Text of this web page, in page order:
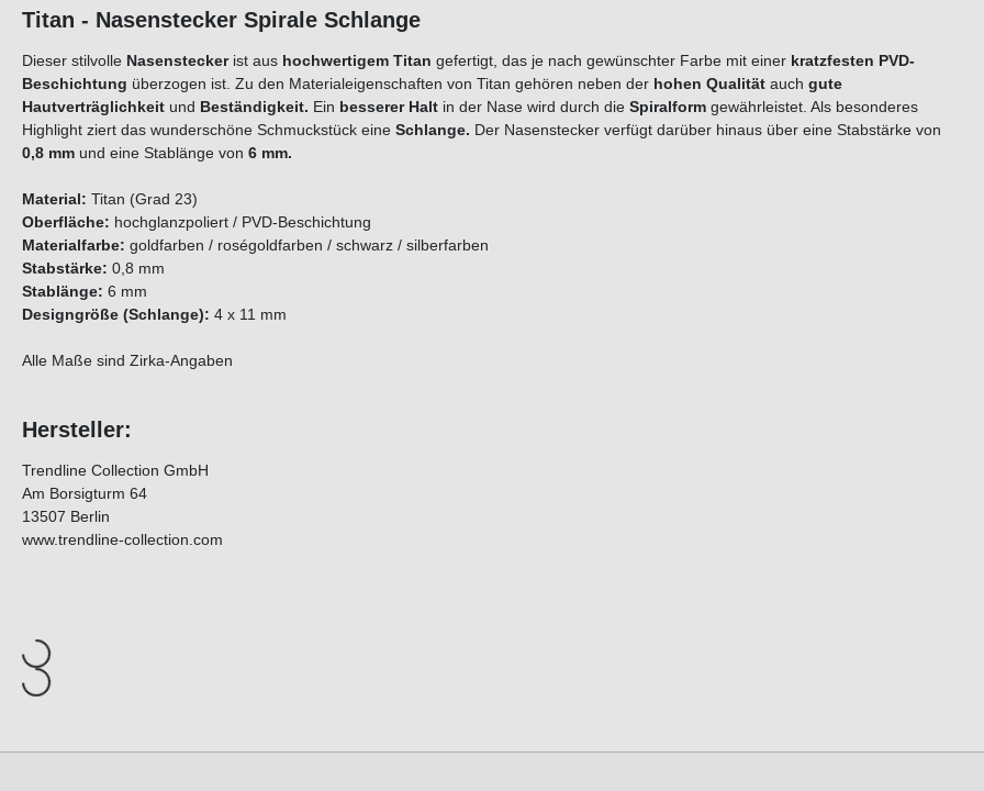
Titan - Nasenstecker Spirale Schlange
Dieser stilvolle Nasensteckerist aus hochwertigem Titan gefertigt, das je nach gewünschter Farbe mit einer kratzfesten PVD-
Beschichtung überzogen ist. Zu den Materialeigenschaften von Titan gehören neben der hohen Qualität auch gute
Hautverträglichkeit und Beständigkeit. Ein besserer Halt in der Nase wird durch die Spiralform gewährleistet. Als besonderes
Highlight ziert das wunderschöne Schmuckstück eine Schlange. Der Nasenstecker verfügt darüber hinaus über eine Stabstärke von
0,8 mm und eine Stablänge von 6 mm.
Material: Titan (Grad 23)
Oberfläche: hochglanzpoliert / PVD-Beschichtung
Materialfarbe: goldfarben / roségoldfarben / schwarz / silberfarben
Stabstärke: 0,8 mm
Stablänge: 6 mm
Designgröße (Schlange): 4 x 11 mm
Alle Maße sind Zirka-Angaben
Hersteller:
Trendline Collection GmbH
Am Borsigturm 64
13507 Berlin
www.trendline-collection.com